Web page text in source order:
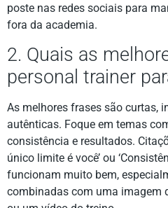
poste nas redes sociais para
fora da academia.
2. Quais as
personal trainer
As melhores frases são curtas,
autênticas. Foque em temas
consistência e resultados.
único limite é você’ ou
funcionam muito bem,
combinadas com uma imagem